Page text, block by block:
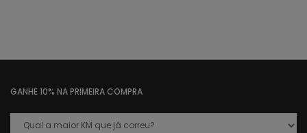
GANHE 10% NA PRIMEIRA COMPRA